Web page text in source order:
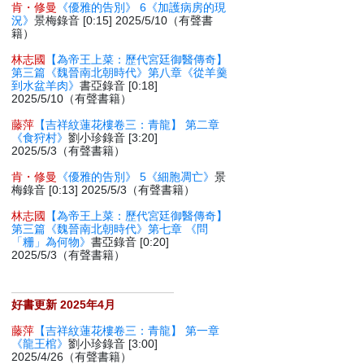
肯・修曼
《優雅的告別》 6《加護病房的現
況》景梅錄音 [0:15] 2025/5/10（有聲書
籍）
林志國
【為帝王上菜：歷代宮廷御醫傳奇】
第三篇《魏晉南北朝時代》第八章《從羊羹
到水盆羊肉》書亞錄音 [0:18]
2025/5/10（有聲書籍）
藤萍 【吉祥紋蓮花樓卷三：青龍】 第二章
《食狩村》劉小珍錄音 [3:20]
2025/5/3（有聲書籍）
肯・修曼
《優雅的告別》 5《細胞凋亡》景
梅錄音 [0:13] 2025/5/3（有聲書籍）
林志國
【為帝王上菜：歷代宮廷御醫傳奇】
第三篇《魏晉南北朝時代》第七章 《問
「粣」為何物》書亞錄音 [0:20]
2025/5/3（有聲書籍）
好書更新 2025年4月
藤萍 【吉祥紋蓮花樓卷三：青龍】 第一章
《龍王棺》劉小珍錄音 [3:00]
2025/4/26（有聲書籍）